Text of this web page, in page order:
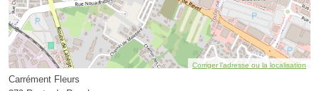
Corriger l’adresse ou la localisation
Carrément Fleurs